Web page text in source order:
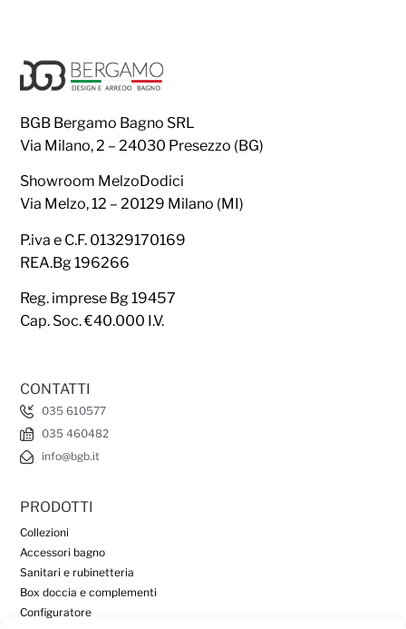
BGB Bergamo Bagno SRL
Via Milano, 2 – 24030 Presezzo (BG)
Showroom MelzoDodici
Via Melzo, 12 – 20129 Milano (MI)
P.iva e C.F. 01329170169
REA.Bg 196266
Reg. imprese Bg 19457
Cap. Soc. €40.000 I.V.
CONTATTI
035 610577
035 460482
info@bgb.it
PRODOTTI
Collezioni
Accessori bagno
Sanitari e rubinetteria
Box doccia e complementi
Configuratore